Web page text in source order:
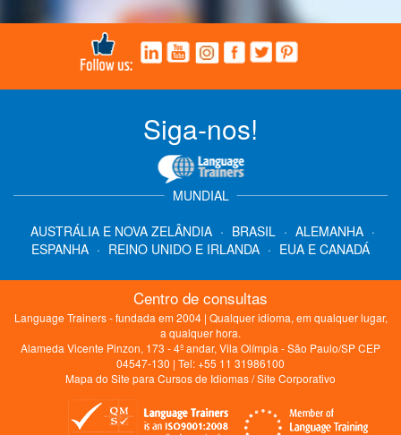
Siga-nos!
MUNDIAL
AUSTRÁLIA E NOVA ZELÂNDIA · BRASIL · ALEMANHA ·
ESPANHA · REINO UNIDO E IRLANDA · EUA E CANADÁ
Centro de consultas
Language Trainers - fundada em 2004 | Qualquer idioma, em qualquer lugar,
a qualquer hora.
Alameda Vicente Pinzon, 173 - 4º andar, Vila Olímpia - São Paulo/SP CEP
04547-130 | Tel: +55 11 31986100
Mapa do Site para Cursos de Idiomas/Site Corporativo